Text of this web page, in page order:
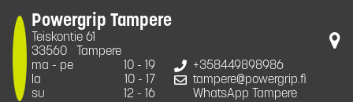
Powergrip Tampere
Teiskontie 61
33560
Tampere
ma - pe
10 - 19
la
10 - 17
su
12 - 16
+358449898986
tampere@powergrip.fi
WhatsApp Tampere